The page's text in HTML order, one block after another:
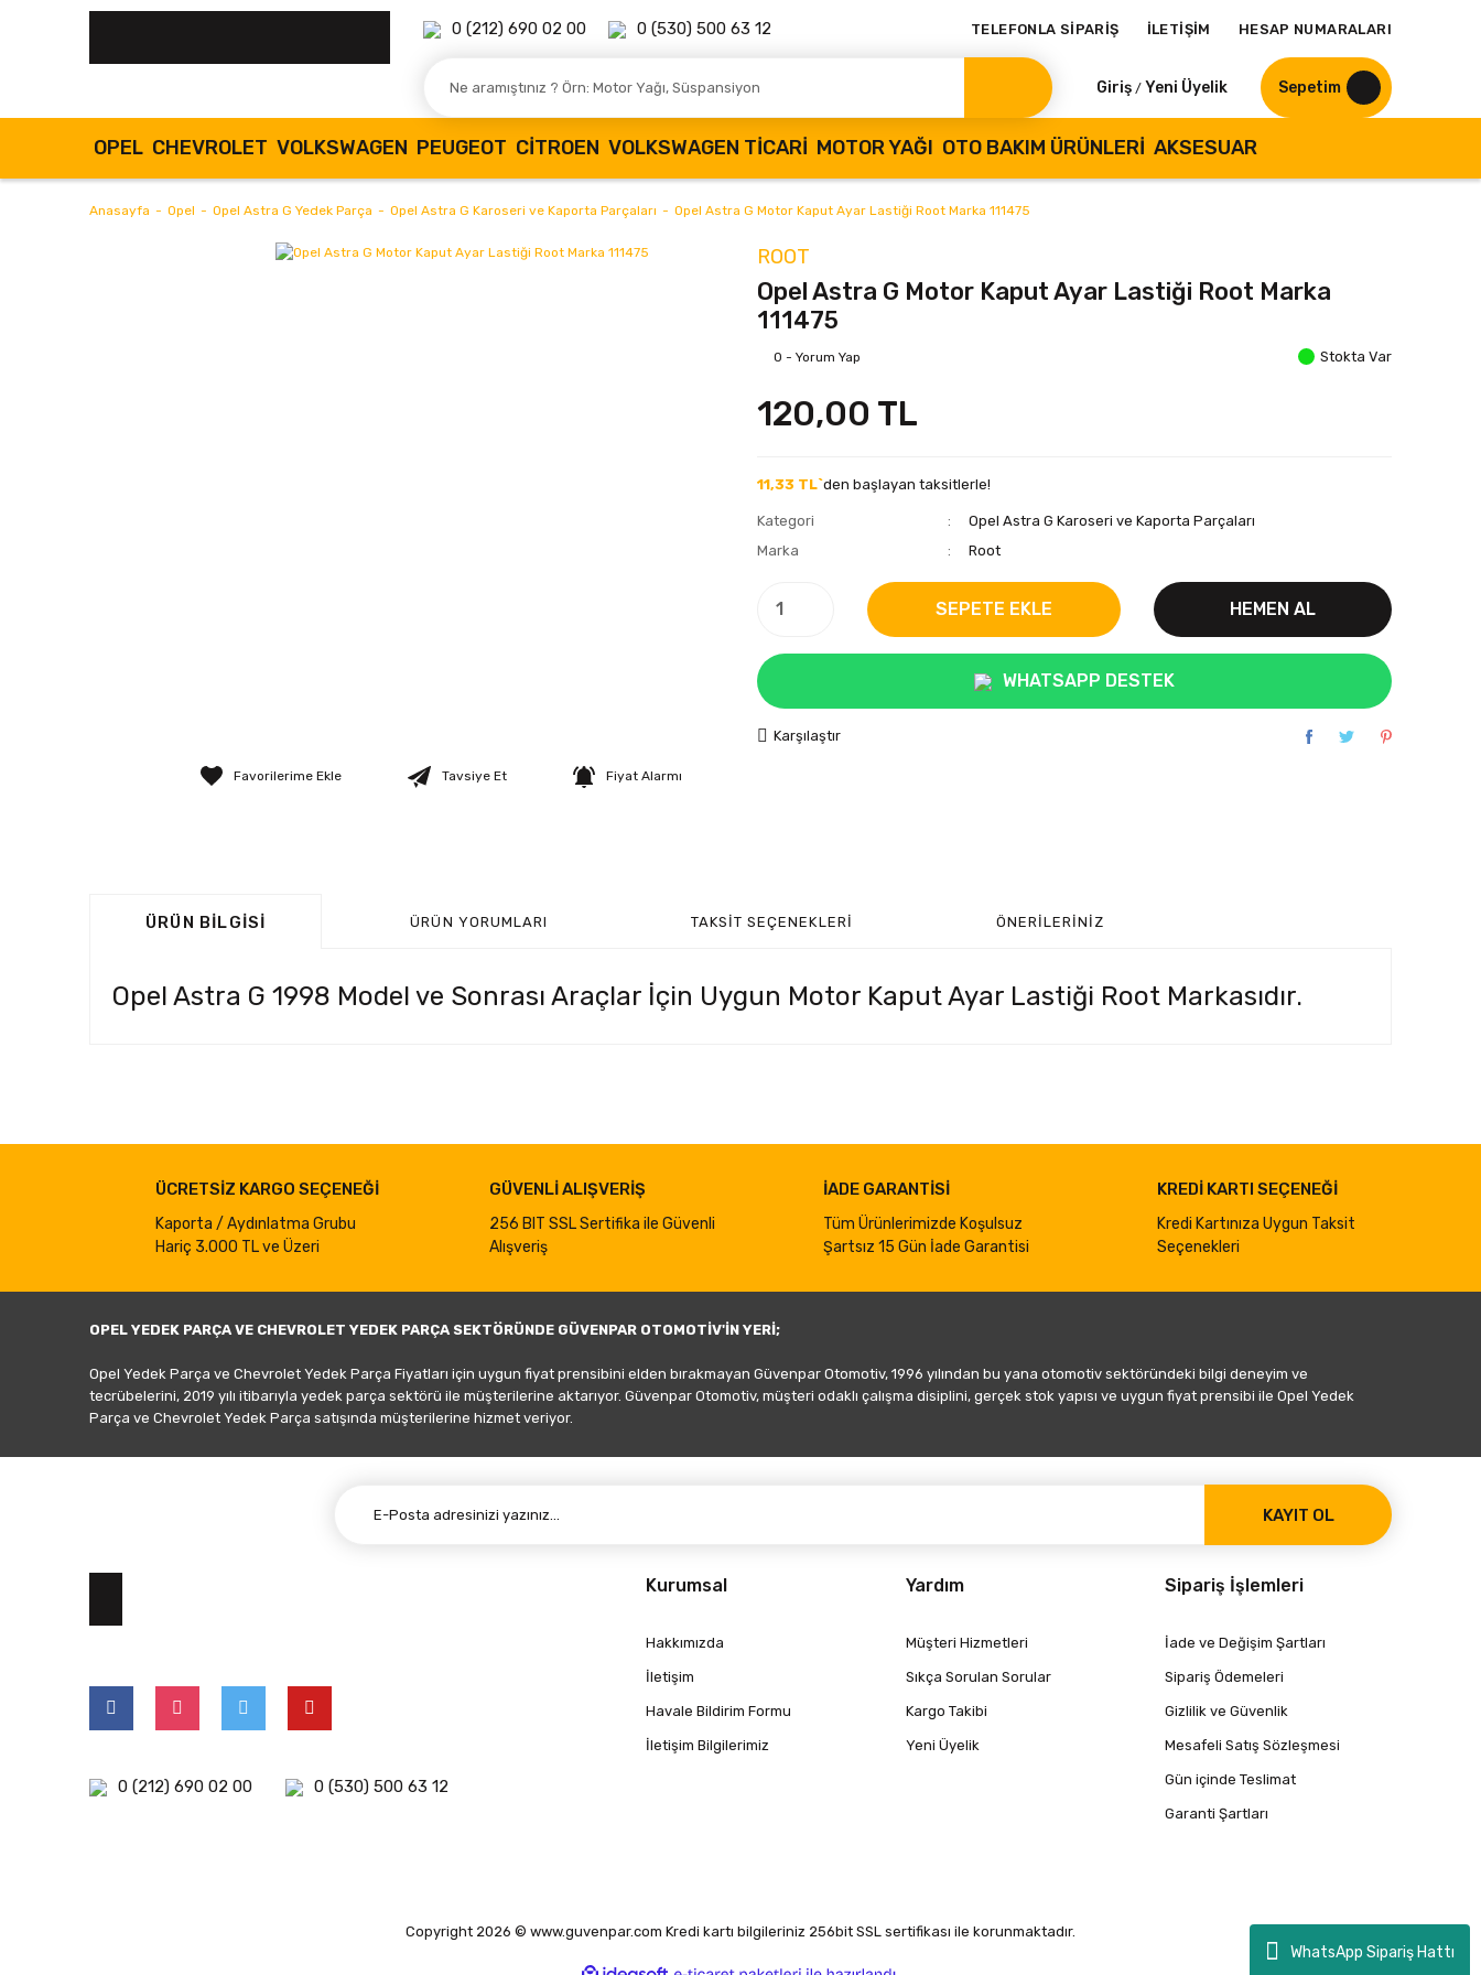
WhatsApp Sipariş Hattı
0 (212) 690 02 00 0 (530) 500 63 12 TELEFONLA SİPARİŞ İLETİŞİM HESAP NUMARALARI
Giriş / Yeni Üyelik Sepetim
OPEL CHEVROLET VOLKSWAGEN PEUGEOT CITROEN VOLKSWAGEN TICARI MOTOR YAĞI OTO BAKIM ÜRÜNLERI AKSESUAR
Anasayfa Opel Opel Astra G Yedek Parça Opel Astra G Karoseri ve Kaporta Parçaları Opel Astra G Motor Kaput Ayar Lastiği Root Marka 111475
Tavsiye Et Fiyat Alarmı
ROOT
Opel Astra G Motor Kaput Ayar Lastiği Root Marka
111475
0 - Yorum Yap Stokta Var
120,00 TL
11,33 TL`den başlayan taksitlerle!
Kategori
Opel Astra G Karoseri ve Kaporta Parçaları
Marka
Root
SEPETE EKLE HEMEN AL
WHATSAPP DESTEK
Karşılaştır
ÜRÜN BILGISI ÜRÜN YORUMLARI TAKSIT SEÇENEKLERI ÖNERILERINIZ
Opel Astra G 1998 Model ve Sonrası Araçlar İçin Uygun Motor Kaput Ayar Lastiği Root Markasıdır.
Ürün açıklamasında eksik bilgiler bulunuyor.
Ürün bilgilerinde hatalar bulunuyor.
Ürün fiyatı diğer sitelerden daha pahalı.
ÜCRETSİZ KARGO SEÇENEĞİ
Kaporta / Aydınlatma Grubu
Hariç 3.000 TL ve Üzeri
GÜVENLİ ALIŞVERİŞ
256 BIT SSL Sertifika ile Güvenli
Alışveriş
İADE GARANTİSİ
Tüm Ürünlerimizde Koşulsuz
Şartsız 15 Gün İade Garantisi
KREDİ KARTI SEÇENEĞİ
Kredi Kartınıza Uygun Taksit
Seçenekleri
OPEL YEDEK PARÇA VE CHEVROLET YEDEK PARÇA SEKTÖRÜNDE GÜVENPAR OTOMOTİV'İN YERİ;
Opel Yedek Parça ve Chevrolet Yedek Parça Fiyatları için uygun fiyat prensibini elden bırakmayan Güvenpar Otomotiv, 1996 yılından bu yana otomotiv sektöründeki bilgi deneyim ve
tecrübelerini, 2019 yılı itibarıyla yedek parça sektörü ile müşterilerine aktarıyor. Güvenpar Otomotiv, müşteri odaklı çalışma disiplini, gerçek stok yapısı ve uygun fiyat prensibi ile Opel Yedek
Parça ve Chevrolet Yedek Parça satışında müşterilerine hizmet veriyor.
KAYIT OL
0 (212) 690 02 00 0 (530) 500 63 12
Kurumsal
Hakkımızda
İletişim
Havale Bildirim Formu
İletişim Bilgilerimiz
Yardım
Müşteri Hizmetleri
Sıkça Sorulan Sorular
Kargo Takibi
Yeni Üyelik
Sipariş İşlemleri
İade ve Değişim Şartları
Sipariş Ödemeleri
Gizlilik ve Güvenlik
Mesafeli Satış Sözleşmesi
Gün içinde Teslimat
Garanti Şartları
Copyright 2026 © www.guvenpar.com Kredi kartı bilgileriniz 256bit SSL sertifikası ile korunmaktadır.